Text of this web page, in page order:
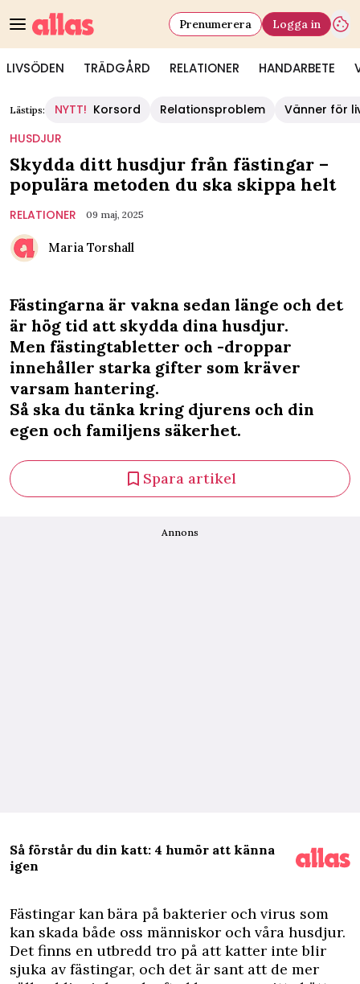
LIVSÖDEN TRÄDGÅRD RELATIONER HANDARBETE
Prenumerera Logga in
Lästips: NYTT! Korsord Relationsproblem
Vänner för
HUSDJUR
Skydda ditt husdjur från fästingar –
populära metoden du ska skippa helt
RELATIONER 09 maj, 2025
Maria Torshall
Fästingarna är vakna sedan länge och det
är hög tid att skydda dina husdjur.
Men fästingtabletter och -droppar
innehåller starka gifter som kräver
varsam hantering.
Så ska du tänka kring djurens och din
egen och familjens säkerhet.
Spara artikel
Annons
Så förstår du din katt: 4 humör att känna
igen
Fästingar kan bära på bakterier och virus som
kan skada både oss människor och våra husdjur.
Det finns en utbredd tro på att katter inte blir
sjuka av fästingar, och det är sant att de mer